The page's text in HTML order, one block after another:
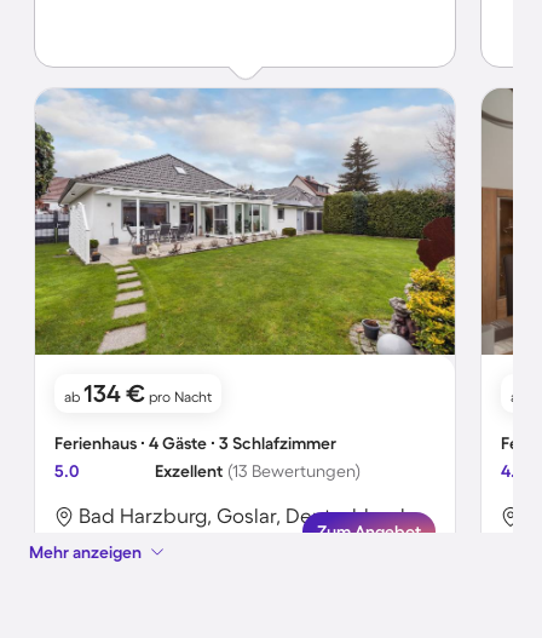
ab 134 € pro Nacht
Ferienhaus ∙ 4 Gäste ∙ 3 Schlafzimmer
5.0
Exzellent (13 Bewertungen)
Bad Harzburg, Goslar, Deutschland
Zum Angebot
ab
4.7
Mehr anzeigen